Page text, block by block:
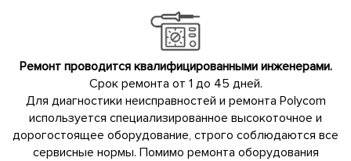
Ремонт проводится квалифицированными инженерами.
Срок ремонта от 1 до 45 дней.
Для диагностики неисправностей и ремонта Polycom
используется специализированное высокоточное и
дорогостоящее оборудование, строго соблюдаются все
сервисные нормы. Помимо ремонта оборудования